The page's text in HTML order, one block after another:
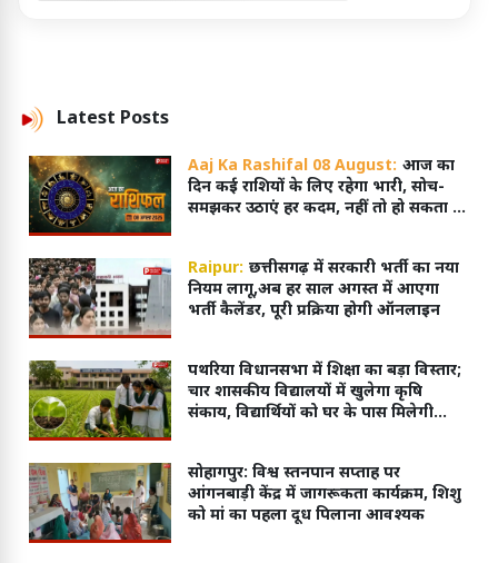
Latest Posts
Aaj Ka Rashifal 08 August: आज का
दिन कई राशियों के लिए रहेगा भारी, सोच-
समझकर उठाएं हर कदम, नहीं तो हो सकता है
Raipur: छत्तीसगढ़ में सरकारी भर्ती का नया
नियम लागू,अब हर साल अगस्त में आएगा
भर्ती कैलेंडर, पूरी प्रक्रिया होगी ऑनलाइन
पथरिया विधानसभा में शिक्षा का बड़ा विस्तार;
चार शासकीय विद्यालयों में खुलेगा कृषि
संकाय, विद्यार्थियों को घर के पास मिलेगी
सोहागपुर: विश्व स्तनपान सप्ताह पर
आंगनबाड़ी केंद्र में जागरूकता कार्यक्रम, शिशु
को मां का पहला दूध पिलाना आवश्यक